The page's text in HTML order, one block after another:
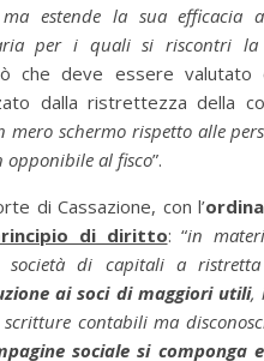
ma estende la sua
per i quali si riscontri la
che deve essere valutato
dalla ristrettezza della
mero schermo rispetto alle
opponibile al fisco”.
di Cassazione, con l’
di diritto: “in
di capitali a ristretta
ai soci di maggiori utili,
contabili ma
sociale si componga